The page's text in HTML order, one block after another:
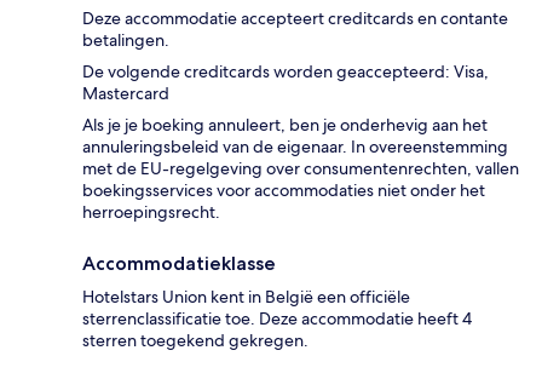
Deze accommodatie accepteert creditcards en contante
betalingen.
De volgende creditcards worden geaccepteerd: Visa,
Mastercard
Als je je boeking annuleert, ben je onderhevig aan het
annuleringsbeleid van de eigenaar. In overeenstemming
met de EU-regelgeving over consumentenrechten, vallen
boekingsservices voor accommodaties niet onder het
herroepingsrecht.
Accommodatieklasse
Hotelstars Union kent in België een officiële
sterrenclassificatie toe. Deze accommodatie heeft 4
sterren toegekend gekregen.